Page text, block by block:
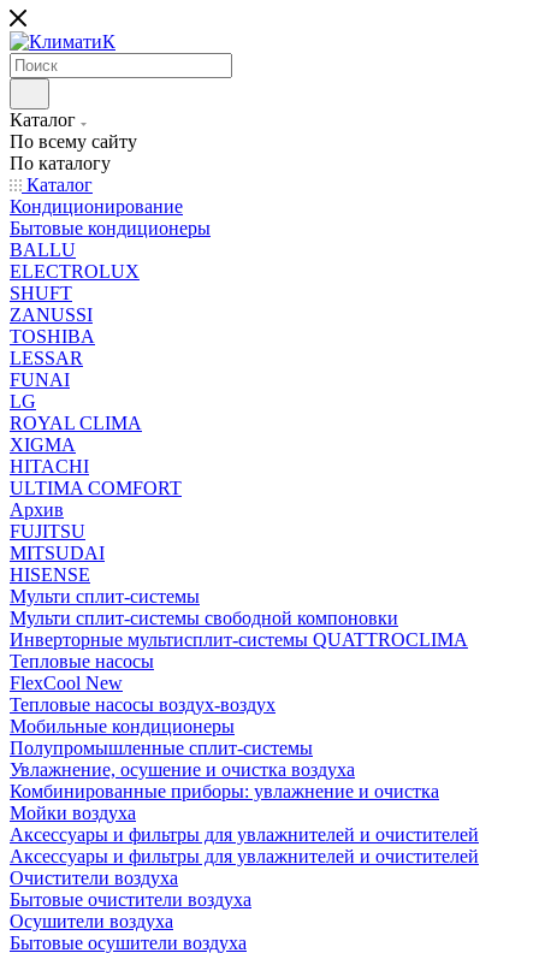
Каталог
По всему сайту
По каталогу
Каталог
Кондиционирование
Бытовые кондиционеры
BALLU
ELECTROLUX
SHUFT
ZANUSSI
TOSHIBA
LESSAR
FUNAI
LG
ROYAL CLIMA
XIGMA
HITACHI
ULTIMA COMFORT
Архив
FUJITSU
MITSUDAI
HISENSE
Мульти сплит-системы
Мульти сплит-системы свободной компоновки
Инверторные мультисплит-системы QUATTROCLIMA
Тепловые насосы
FlexCool New
Тепловые насосы воздух-воздух
Мобильные кондиционеры
Полупромышленные сплит-системы
Увлажнение, осушение и очистка воздуха
Комбинированные приборы: увлажнение и очистка
Мойки воздуха
Аксессуары и фильтры для увлажнителей и очистителей
Аксессуары и фильтры для увлажнителей и очистителей
Очистители воздуха
Бытовые очистители воздуха
Осушители воздуха
Бытовые осушители воздуха